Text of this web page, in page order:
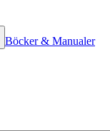
Böcker & Manualer